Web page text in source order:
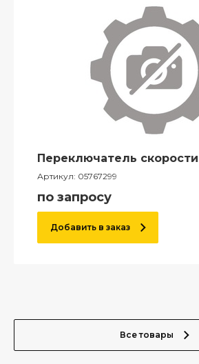
Переключатель
Артикул: 05767299
по запросу
Добавить в заказ
Все товары